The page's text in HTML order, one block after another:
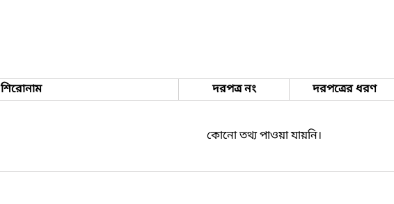
শিরোনাম দরপত্র নং দরপত্রের ধরণ
কোনো তথ্য পাওয়া যায়নি।